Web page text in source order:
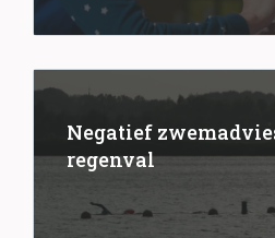
Negatief
regenval